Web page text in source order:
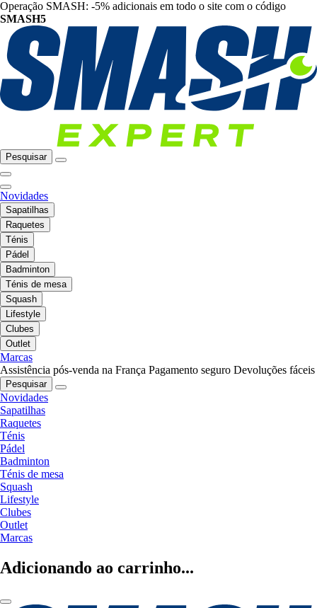
Operação SMASH: -5% adicionais em todo o site com o código
SMASH5
Pesquisar
Novidades
Sapatilhas
Raquetes
Ténis
Pádel
Badminton
Ténis de mesa
Squash
Lifestyle
Clubes
Outlet
Marcas
Assistência pós-venda na França Pagamento seguro Devoluções fáceis
Pesquisar
Novidades
Sapatilhas
Raquetes
Ténis
Pádel
Badminton
Ténis de mesa
Squash
Lifestyle
Clubes
Outlet
Marcas
Adicionando ao carrinho...